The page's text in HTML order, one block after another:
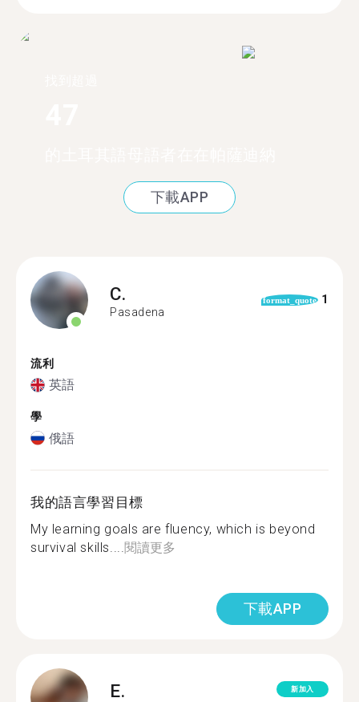
下載APP
C.
Pasadena
format_quote 1
流利
英語
學
俄語
我的語言學習目標
My learning goals are fluency, which is beyond
survival skills.... 閱讀更多
下載APP
E. 新加入